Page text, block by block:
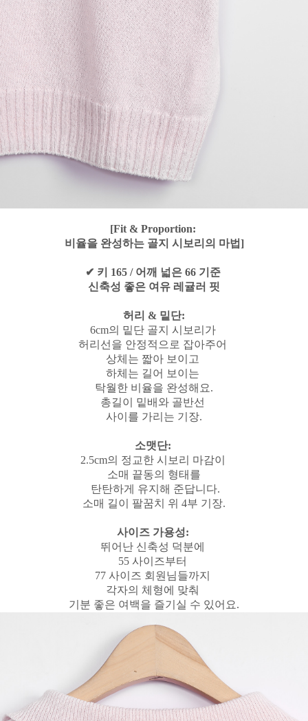
[Fit & Proportion:
비율을 완성하는 골지 시보리의 마법]
✔ 키 165 / 어깨 넓은 66 기준
신축성 좋은 여유 레귤러 핏
허리 & 밑단:
6cm의 밑단 골지 시보리가
허리선을 안정적으로 잡아주어
상체는 짧아 보이고
하체는 길어 보이는
탁월한 비율을 완성해요.
총길이 밑배와 골반선
사이를 가리는 기장.
소맷단:
2.5cm의 정교한 시보리 마감이
소매 끝동의 형태를
탄탄하게 유지해 준답니다.
소매 길이 팔꿈치 위 4부 기장.
사이즈 가용성:
뛰어난 신축성 덕분에
55 사이즈부터
77 사이즈 회원님들까지
각자의 체형에 맞춰
기분 좋은 여백을 즐기실 수 있어요.